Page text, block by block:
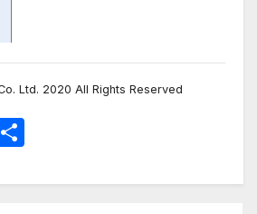
Ltd. 2020 All Rights Reserved